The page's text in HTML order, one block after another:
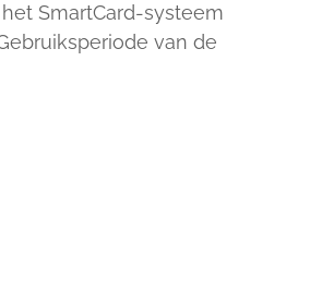
SmartCard-systeem
van de